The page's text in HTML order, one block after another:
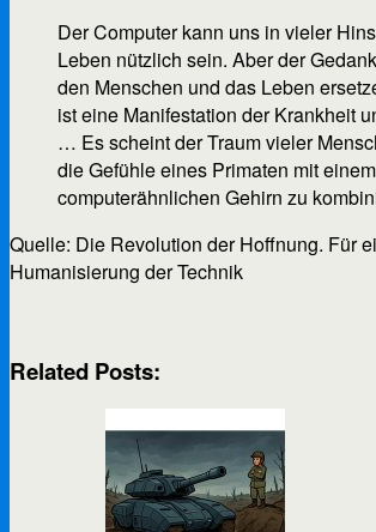
Der Computer kann uns in vieler
Leben nützlich sein. Aber der
den Menschen und das Leben
ist eine Manifestation der Krankheit
… Es scheint der Traum vieler
die Gefühle eines Primaten mit einem
computerähnlichen Gehirn zu
Quelle: Die Revolution der Hoffnung. Für
Humanisierung der Technik
Related Posts: